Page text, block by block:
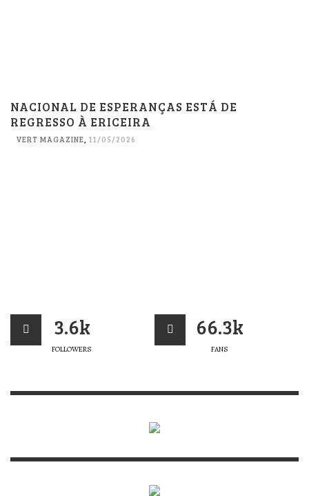
NACIONAL DE ESPERANÇAS ESTÁ DE
REGRESSO À ERICEIRA
VERT MAGAZINE, 11/05/2026
3.6k
FOLLOWERS
66.3k
FANS